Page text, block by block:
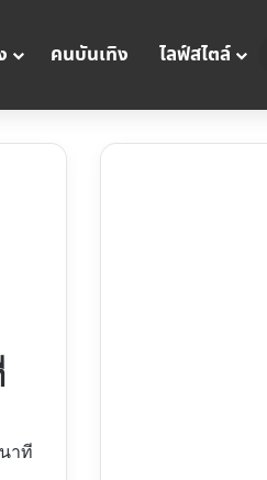
คนบันเทิง ไลฟ์สไตล์
าที